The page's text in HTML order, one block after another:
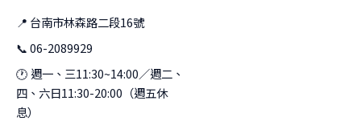
📍 台南市林森路二段16號
📞 06-2089929
🕐 週一、三11:30~14:00／週二、
四、六日11:30-20:00（週五休
息）